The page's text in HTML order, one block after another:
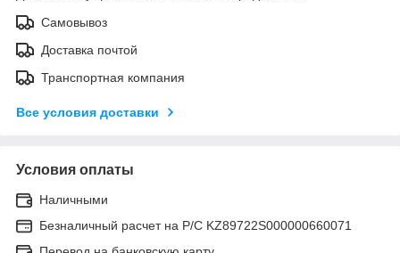
Самовывоз
Доставка почтой
Транспортная компания
Все условия доставки
Условия оплаты
Наличными
Безналичный расчет на Р/С KZ89722S000000660071